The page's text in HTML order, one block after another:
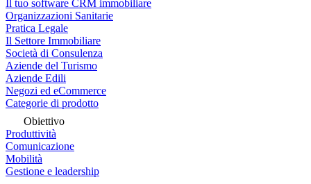
Il tuo software CRM immobiliare
Organizzazioni Sanitarie
Pratica Legale
Il Settore Immobiliare
Società di Consulenza
Aziende del Turismo
Aziende Edili
Negozi ed eCommerce
Categorie di prodotto
Obiettivo
Produttività
Comunicazione
Mobilità
Gestione e leadership